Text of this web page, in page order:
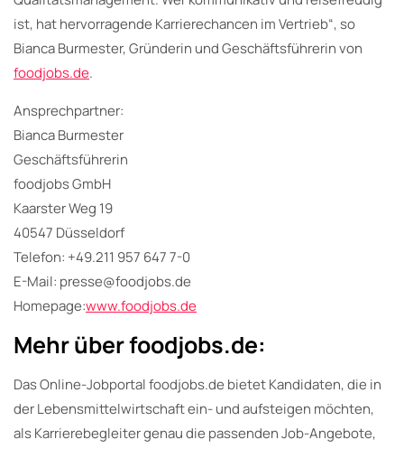
ist, hat hervorragende Karrierechancen im Vertrieb“, so
Bianca Burmester, Gründerin und Geschäftsführerin von
foodjobs.de.
Ansprechpartner:
Bianca Burmester
Geschäftsführerin
foodjobs GmbH
Kaarster Weg 19
40547 Düsseldorf
Telefon: +49.211 957 647 7-0
E-Mail: presse@foodjobs.de
Homepage:www.foodjobs.de
Mehr über foodjobs.de:
Das Online-Jobportal foodjobs.de bietet Kandidaten, die in
der Lebensmittelwirtschaft ein- und aufsteigen möchten,
als Karrierebegleiter genau die passenden Job-Angebote,